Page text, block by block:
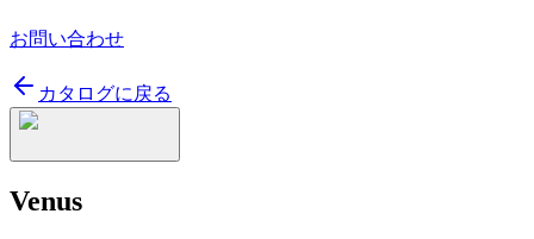
お問い合わせ
カタログに戻る
Venus